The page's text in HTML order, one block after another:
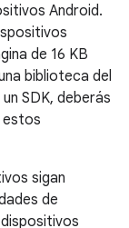
Android.
de 16 KB
biblioteca del
SDK, deberás
estos
sigan
de